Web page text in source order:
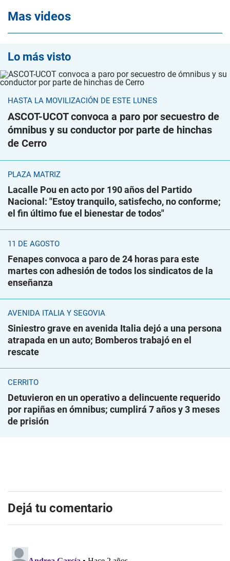
Mas videos
Lo más visto
HASTA LA MOVILIZACIÓN DE ESTE LUNES
ASCOT-UCOT convoca a paro por secuestro de
ómnibus y su conductor por parte de hinchas
de Cerro
PLAZA MATRIZ
Lacalle Pou en acto por 190 años del Partido
Nacional: "Estoy tranquilo, satisfecho, no conforme;
el fin último fue el bienestar de todos"
11 DE AGOSTO
Fenapes convoca a paro de 24 horas para este
martes con adhesión de todos los sindicatos de la
enseñanza
AVENIDA ITALIA Y SEGOVIA
Siniestro grave en avenida Italia dejó a una persona
atrapada en un auto; Bomberos trabajó en el
rescate
CERRITO
Detuvieron en un operativo a delincuente requerido
por rapiñas en ómnibus; cumplirá 7 años y 3 meses
de prisión
Dejá tu comentario